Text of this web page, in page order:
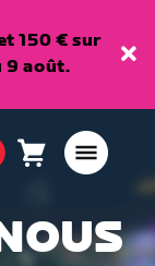
150 € sur
9 août.
Panier0